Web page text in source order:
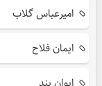
امیرعباس گلاب
ایمان فلاح